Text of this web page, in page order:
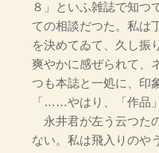
８」といふ雑誌で知つ
ての相談だつた。私は
を決めてゐて、久し振
爽やかに感ぜられて、
つも本誌と一処に、印
「……やはり、「作品
永井君が左う云つた
ない。私は飛入りのや